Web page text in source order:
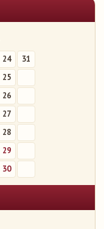
24
31
25
26
27
28
29
30